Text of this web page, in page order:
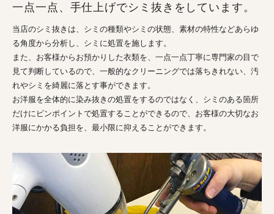
一点一点、手仕上げでシミ抜きをしています。
当店のシミ抜きは、シミの種類やシミの状態、素材の特性などあらゆ
る角度から分析し、シミに処置を施します。
また、お客様からお預かりした衣類を、一点一点丁寧に専門家の目で
見て判断しているので、一般的なクリーニングでは落ちきれない、汚
れやシミを綺麗に落とす事ができます。
お洋服を全体的に染み抜きの処置をするのではなく、シミのある箇所
だけにピンポイントで処置することができるので、お客様の大切なお
洋服にかかる負担を、最小限に抑えることができます。